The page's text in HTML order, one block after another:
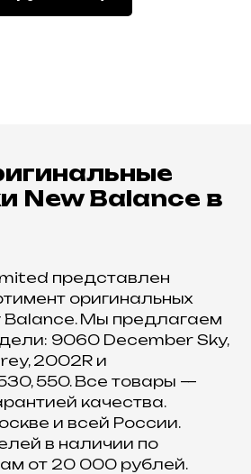
New Balance в
представлен
оригинальных
Balance. Мы предлагаем
9060 December Sky,
2002R и
550. Все товары —
качества.
и всей России.
в наличии по
от 20 000 рублей.
редких вещей.
клиента
и обмен